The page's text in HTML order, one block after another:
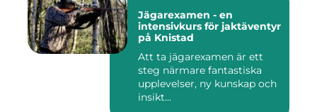
Jägarexamen - en
intensivkurs för jaktäventyr
på Knistad
Att ta jägarexamen är ett
steg närmare fantastiska
upplevelser, ny kunskap och
insikt...